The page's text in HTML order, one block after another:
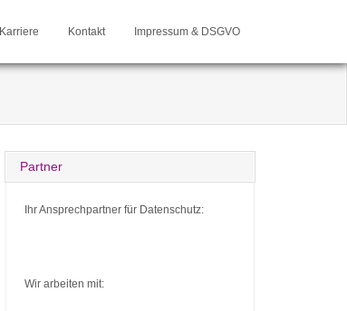
Karriere Kontakt Impressum & DSGVO
Partner
Ihr Ansprechpartner für Datenschutz:
Wir arbeiten mit: